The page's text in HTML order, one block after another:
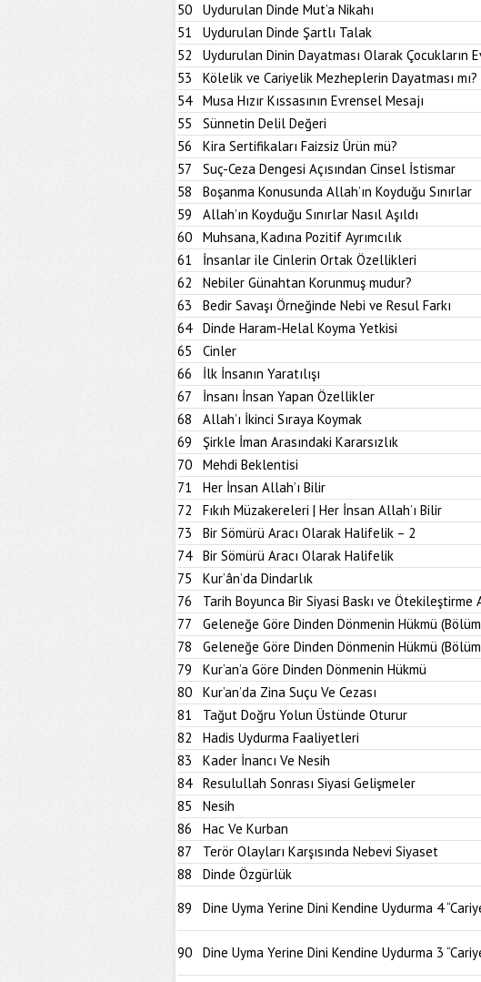
50
Uydurulan Dinde Mut’a Nikahı
51
Uydurulan Dinde Şartlı Talak
52
Uydurulan Dinin Dayatması Olarak Çocukların
53
Kölelik ve Cariyelik Mezheplerin Dayatması mı?
54
Musa Hızır Kıssasının Evrensel Mesajı
55
Sünnetin Delil Değeri
56
Kira Sertifikaları Faizsiz Ürün mü?
57
Suç-Ceza Dengesi Açısından Cinsel İstismar
58
Boşanma Konusunda Allah’ın Koyduğu Sınırlar
59
Allah’ın Koyduğu Sınırlar Nasıl Aşıldı
60
Muhsana, Kadına Pozitif Ayrımcılık
61
İnsanlar ile Cinlerin Ortak Özellikleri
62
Nebiler Günahtan Korunmuş mudur?
63
Bedir Savaşı Örneğinde Nebi ve Resul Farkı
64
Dinde Haram-Helal Koyma Yetkisi
65
Cinler
66
İlk İnsanın Yaratılışı
67
İnsanı İnsan Yapan Özellikler
68
Allah’ı İkinci Sıraya Koymak
69
Şirkle İman Arasındaki Kararsızlık
70
Mehdi Beklentisi
71
Her İnsan Allah’ı Bilir
72
Fıkıh Müzakereleri | Her İnsan Allah’ı Bilir
73
Bir Sömürü Aracı Olarak Halifelik – 2
74
Bir Sömürü Aracı Olarak Halifelik
75
Kur’ân’da Dindarlık
76
Tarih Boyunca Bir Siyasi Baskı ve Ötekileştirme
77
Geleneğe Göre Dinden Dönmenin Hükmü
78
Geleneğe Göre Dinden Dönmenin Hükmü
79
Kur’an’a Göre Dinden Dönmenin Hükmü
80
Kur’an’da Zina Suçu Ve Cezası
81
Tağut Doğru Yolun Üstünde Oturur
82
Hadis Uydurma Faaliyetleri
83
Kader İnancı Ve Nesih
84
Resulullah Sonrası Siyasi Gelişmeler
85
Nesih
86
Hac Ve Kurban
87
Terör Olayları Karşısında Nebevi Siyaset
88
Dinde Özgürlük
89
Dine Uyma Yerine Dini Kendine Uydurma 4
90 Dine Uyma Yerine Dini Kendine Uydurma 3